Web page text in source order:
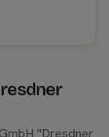
"Dresdner